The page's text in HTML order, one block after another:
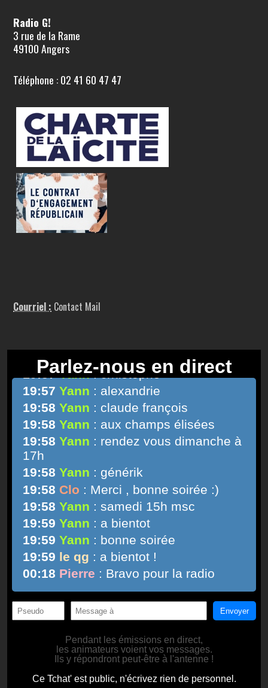
Radio G!
3 rue de la Rame
49100 Angers
Téléphone : 02 41 60 47 47
Courriel : Contact Mail